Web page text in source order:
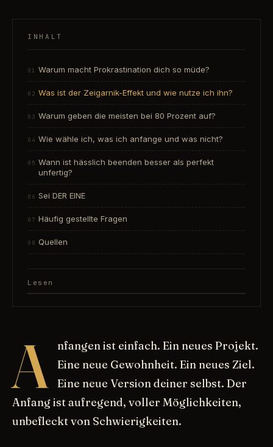
INHALT
Warum macht Prokrastination dich so müde?
Was ist der Zeigarnik-Effekt und wie nutze ich ihn?
Warum geben die meisten bei 80 Prozent auf?
Wie wähle ich, was ich anfange und was nicht?
Wann ist hässlich beenden besser als perfekt
unfertig?
Sei DER EINE
Häufig gestellte Fragen
Quellen
Lesen
A
nfangen ist einfach. Ein neues Projekt.
Eine neue Gewohnheit. Ein neues Ziel.
Eine neue Version deiner selbst. Der
Anfang ist aufregend, voller Möglichkeiten,
unbefleckt von Schwierigkeiten.